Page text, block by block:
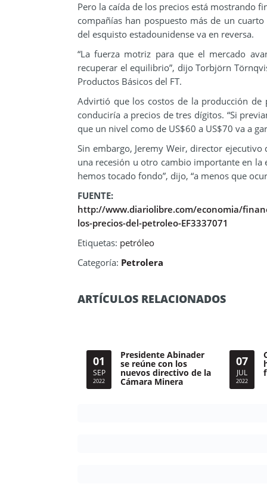
Pero la caída de los precios está mostrando
compañías han pospuesto más de un
del esquisto estadounidense va en reversa.
“La fuerza motriz para que el mercado
recuperar el equilibrio”, dijo Torbjörn
Productos Básicos del FT.
Advirtió que los costos de la producción
conduciría a precios de tres dígitos. “Si
que un nivel como de US$60 a US$70 va a
Sin embargo, Jeremy Weir, director
una recesión u otro cambio importante en la
hemos tocado fondo”, dijo, “a menos que
FUENTE:
http://www.diariolibre.com/economia/
los-precios-del-petroleo-EF3337071
Etiquetas: petróleo
Categoría: Petrolera
ARTÍCULOS RELACIONADOS
01
SEP
2022
Presidente Abinader
se reúne con los
nuevos directivo de la
Cámara Minera
07
JUL
2022